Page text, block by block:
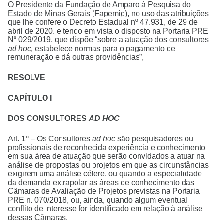
O Presidente da Fundação de Amparo à Pesquisa do
Estado de Minas Gerais (Fapemig), no uso das atribuições
que lhe confere o Decreto Estadual nº 47.931, de 29 de
abril de 2020, e tendo em vista o disposto na Portaria PRE
Nº 029/2019, que dispõe “sobre a atuação dos consultores
ad hoc, estabelece normas para o pagamento de
remuneração e dá outras providências”,
RESOLVE:
CAPÍTULO I
DOS CONSULTORES AD HOC
Art. 1º – Os Consultores ad hoc são pesquisadores ou
profissionais de reconhecida experiência e conhecimento
em sua área de atuação que serão convidados a atuar na
análise de propostas ou projetos em que as circunstâncias
exigirem uma análise célere, ou quando a especialidade
da demanda extrapolar as áreas de conhecimento das
Câmaras de Avaliação de Projetos previstas na Portaria
PRE n. 070/2018, ou, ainda, quando algum eventual
conflito de interesse for identificado em relação à análise
dessas Câmaras.